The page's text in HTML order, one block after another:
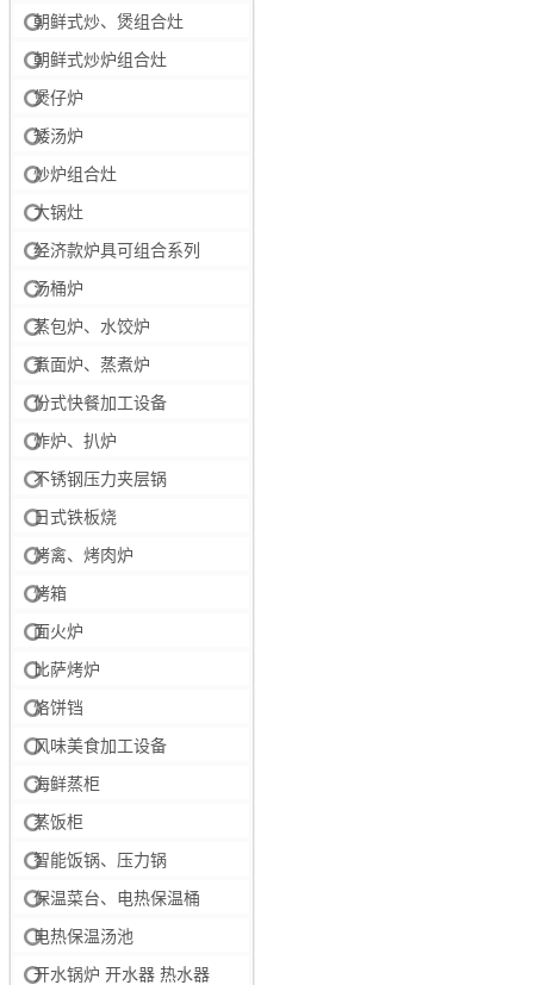
朝鲜式炒、煲组合灶
朝鲜式炒炉组合灶
煲仔炉
矮汤炉
炒炉组合灶
大锅灶
经济款炉具可组合系列
汤桶炉
蒸包炉、水饺炉
煮面炉、蒸煮炉
份式快餐加工设备
炸炉、扒炉
不锈钢压力夹层锅
日式铁板烧
烤禽、烤肉炉
烤箱
面火炉
比萨烤炉
烙饼铛
风味美食加工设备
海鲜蒸柜
蒸饭柜
智能饭锅、压力锅
保温菜台、电热保温桶
电热保温汤池
开水锅炉 开水器 热水器